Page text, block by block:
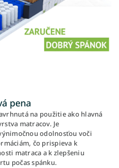
pena
na použitie ako hlavná
matracov. Je
odolnosťou voči
čo prispieva k
matraca a k zlepšeniu
počas spánku.